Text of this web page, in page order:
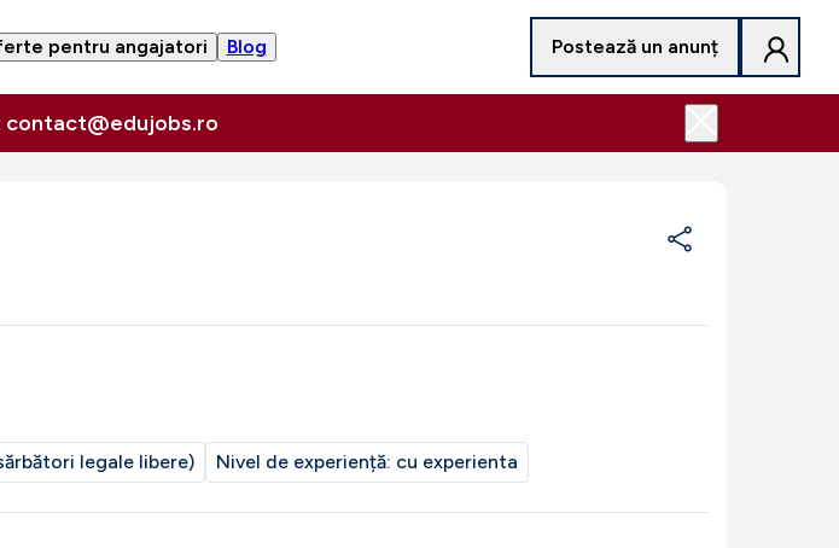
pentru angajatori Blog Postează un anunț
contact@edujobs.ro
legale libere) Nivel de experiență: cu experienta